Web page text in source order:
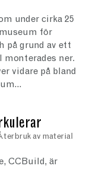
under cirka 25
för
på grund av ett
ner.
vidare på bland
av material
CCBuild, är